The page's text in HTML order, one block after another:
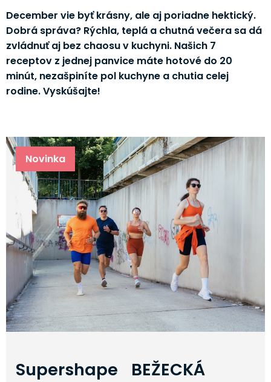
December vie byť krásny, ale aj poriadne hektický.
Dobrá správa? Rýchla, teplá a chutná večera sa dá
zvládnuť aj bez chaosu v kuchyni. Našich 7
receptov z jednej panvice máte hotové do 20
minút, nezašpiníte pol kuchyne a chutia celej
rodine. Vyskúšajte!
Novinka
Supershape BEŽECKÁ